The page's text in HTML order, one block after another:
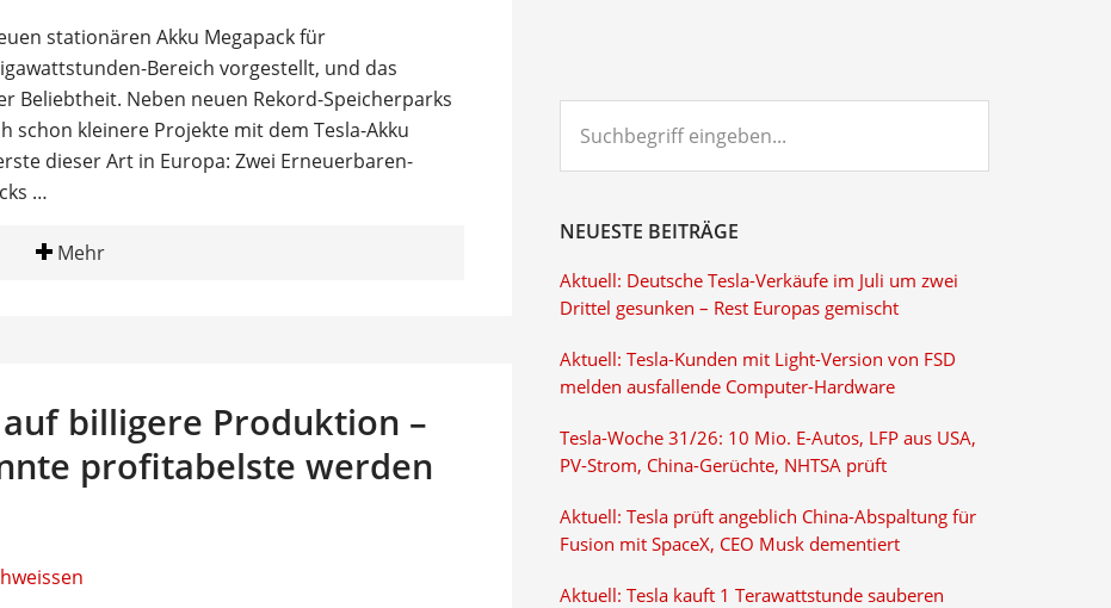
stationären Akku Megapack für
Bereich vorgestellt, und das
Neben neuen Rekord-Speicherparks
schon kleinere Projekte mit dem Tesla-Akku
dieser Art in Europa: Zwei Erneuerbaren-
…
Mehr
billigere Produktion –
profitabelste werden
eingeben...
NEUESTE BEITRÄGE
Aktuell: Deutsche Tesla-Verkäufe im Juli um zwei
Drittel gesunken – Rest Europas gemischt
Aktuell: Tesla-Kunden mit Light-Version von FSD
melden ausfallende Computer-Hardware
Tesla-Woche 31/26: 10 Mio. E-Autos, LFP aus USA,
PV-Strom, China-Gerüchte, NHTSA prüft
Aktuell: Tesla prüft angeblich China-Abspaltung für
Fusion mit SpaceX, CEO Musk dementiert
Aktuell: Tesla kauft 1 Terawattstunde sauberen